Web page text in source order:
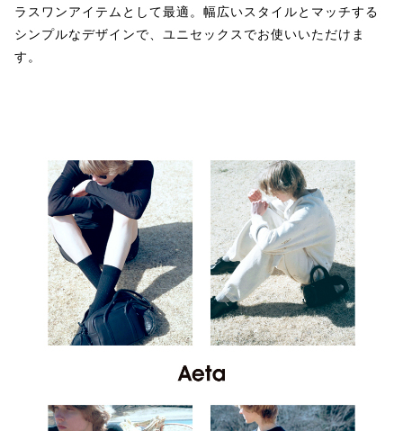
ラスワンアイテムとして最適。幅広いスタイルとマッチする
シンプルなデザインで、ユニセックスでお使いいただけま
す。